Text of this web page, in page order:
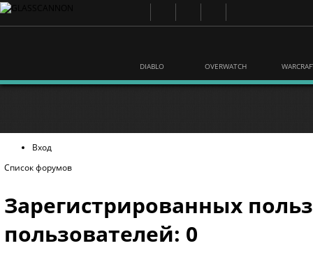
DIABLO OVERWATCH
Вход
Список форумов
Зарегистрированных
пользователей: 0